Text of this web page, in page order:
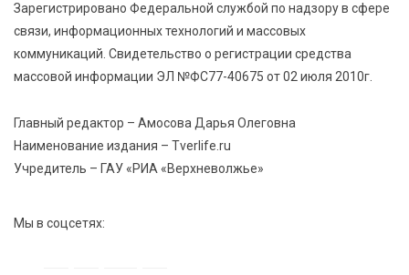
студенческий актив ТвГМУ посетил культурную
столицу России
Уйти красиво: как жители Твери расстаются с
работодателями
Зарегистрировано Федеральной службой по надзору в сфере
связи, информационных технологий и массовых
коммуникаций. Свидетельство о регистрации средства
массовой информации ЭЛ №ФС77-40675 от 02 июля 2010г.
Главный редактор – Амосова Дарья Олеговна
Наименование издания – Tverlife.ru
Учредитель – ГАУ «РИА «Верхневолжье»
Мы в соцсетях: